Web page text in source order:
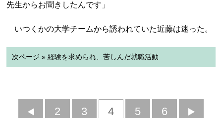
先生からお聞きしたんです」
いつくかの大学チームから誘われていた近藤は迷った。
次ページ » 経験を求められ、苦しんだ就職活動
前
2 3 4 5 6